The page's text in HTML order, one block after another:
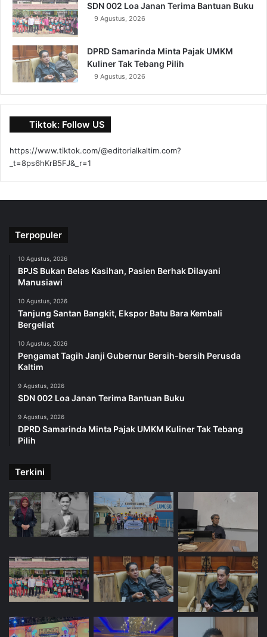
SDN 002 Loa Janan Terima Bantuan Buku
9 Agustus, 2026
DPRD Samarinda Minta Pajak UMKM
Kuliner Tak Tebang Pilih
9 Agustus, 2026
Tiktok: Follow US
https://www.tiktok.com/@editorialkaltim.com?
_t=8ps6hKrB5FJ&_r=1
Terpopuler
10 Agustus, 2026
BPJS Bukan Belas Kasihan, Pasien Berhak Dilayani
Manusiawi
10 Agustus, 2026
Tanjung Santan Bangkit, Ekspor Batu Bara Kembali
Bergeliat
10 Agustus, 2026
Pengamat Tagih Janji Gubernur Bersih-bersih Perusda
Kaltim
9 Agustus, 2026
SDN 002 Loa Janan Terima Bantuan Buku
9 Agustus, 2026
DPRD Samarinda Minta Pajak UMKM Kuliner Tak Tebang
Pilih
Terkini